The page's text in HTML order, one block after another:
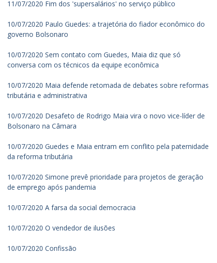
11/07/2020 Fim dos 'supersalários' no serviço público
10/07/2020 Paulo Guedes: a trajetória do fiador econômico do
governo Bolsonaro
10/07/2020 Sem contato com Guedes, Maia diz que só
conversa com os técnicos da equipe econômica
10/07/2020 Maia defende retomada de debates sobre reformas
tributária e administrativa
10/07/2020 Desafeto de Rodrigo Maia vira o novo vice-líder de
Bolsonaro na Câmara
10/07/2020 Guedes e Maia entram em conflito pela paternidade
da reforma tributária
10/07/2020 Simone prevê prioridade para projetos de geração
de emprego após pandemia
10/07/2020 A farsa da social democracia
10/07/2020 O vendedor de ilusões
10/07/2020 Confissão